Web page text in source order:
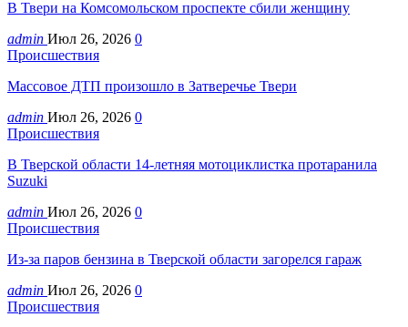
В Твери на Комсомольском проспекте сбили женщину
admin Июл 26, 2026 0
Происшествия
Массовое ДТП произошло в Затверечье Твери
admin Июл 26, 2026 0
Происшествия
В Тверской области 14-летняя мотоциклистка протаранила
Suzuki
admin Июл 26, 2026 0
Происшествия
Из-за паров бензина в Тверской области загорелся гараж
admin Июл 26, 2026 0
Происшествия